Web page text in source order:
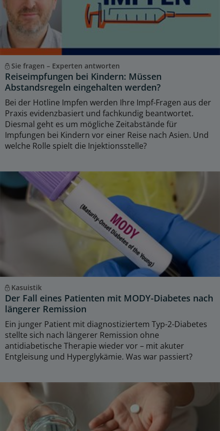
Sie fragen – Experten antworten
Reiseimpfungen bei Kindern: Müssen
Abstandsregeln eingehalten werden?
Bei der Hotline Impfen werden Ihre Impf-Fragen aus der
Praxis evidenzbasiert und fachkundig beantwortet.
Diesmal geht es um mögliche Zeitabstände für
Impfungen bei Kindern vor einer Reise nach Asien. Und
welche Rolle spielt die Injektionsstelle?
Kasuistik
Der Fall eines Patienten mit MODY-Diabetes nach
längerer Remission
Ein junger Patient mit diagnostiziertem Typ-2-Diabetes
stellte sich nach längerer Remission ohne
antidiabetische Therapie wieder vor – mit akuter
Entgleisung und Hyperglykämie. Was war passiert?